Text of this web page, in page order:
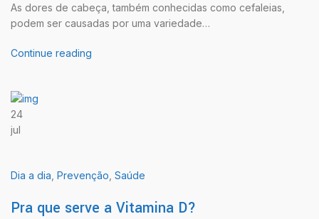
As dores de cabeça, também conhecidas como cefaleias,
podem ser causadas por uma variedade…
Continue reading
24
jul
Dia a dia Prevenção Saúde
Pra que serve a Vitamina D?